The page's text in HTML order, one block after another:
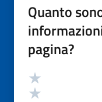
Quanto
pagina?
Valutazione